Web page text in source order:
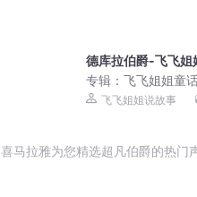
德库拉伯爵-飞飞姐
专辑： 飞飞姐姐童
飞飞姐姐说故事
喜马拉雅为您精选超凡伯爵的热门